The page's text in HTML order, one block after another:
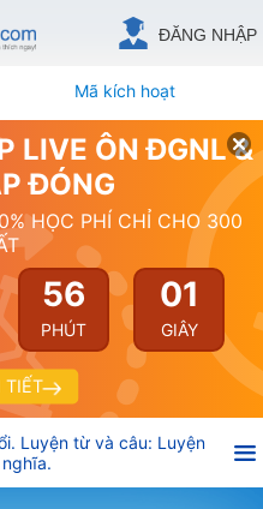
ĐĂNG NHẬP
Mã kích hoạt
LIVE ÔN ĐGNL &
ĐÓNG
HỌC PHÍ CHỈ CHO 300
56
PHÚT
01
GIÂY
TIẾT
Luyện từ và câu: Luyện